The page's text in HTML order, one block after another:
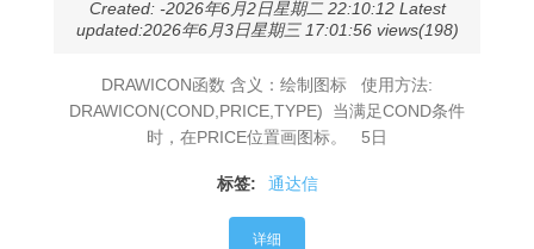
Created: -2026年6月2日星期二 22:10:12 Latest
updated:2026年6月3日星期三 17:01:56 views(198)
DRAWICON函数 含义：绘制图标 使用方法:
DRAWICON(COND,PRICE,TYPE) 当满足COND条件
时，在PRICE位置画图标。 5日
标签: 通达信
详细